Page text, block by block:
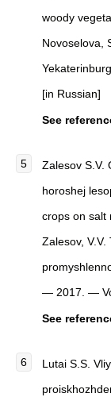
woody
Novoselova,
[in Russian]
See
Zalesov S.V.
horoshej
crops on salt
Zalesov,
— 2017. —
See
Lutai S.S.